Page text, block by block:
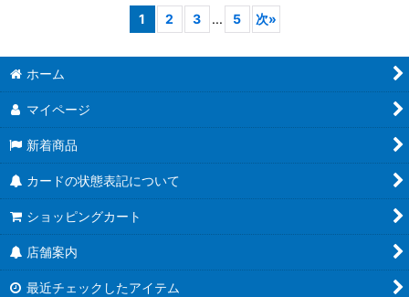
1 2 3 ... 5 次»
ホーム
マイページ
新着商品
カードの状態表記について
ショッピングカート
店舗案内
最近チェックしたアイテム